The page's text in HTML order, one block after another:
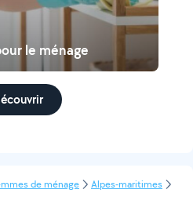
le ménage
de ménage
Alpes-maritimes